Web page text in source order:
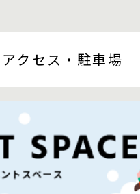
アクセス ・駐車場